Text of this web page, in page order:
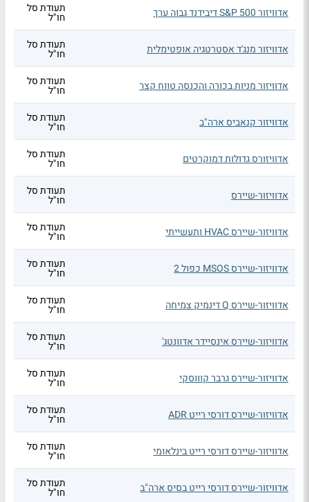
אדוויזור S&P 500 דיבידנד גבוה ערך תעודת סל
חו"ל
אדוויזור מנג'ד אסטרטגיה אופטימלית תעודת סל
חו"ל
אדוויזור מניות בכורה והכנסה טווח קצר תעודת סל
חו"ל
אדוויזור קנאביס ארה"ב תעודת סל
חו"ל
אדוויזורס גדולות דמוקרטים תעודת סל
חו"ל
אדוויזור-שיירס תעודת סל
חו"ל
אדוויזור-שיירס HVAC ותעשייתי תעודת סל
חו"ל
אדוויזור-שיירס MSOS כפול 2 תעודת סל
חו"ל
אדוויזור-שיירס Q דינמיק צמיחה תעודת סל
חו"ל
אדוויזור-שיירס אינסיידר אדוונטג' תעודת סל
חו"ל
אדוויזור-שיירס גרבר קוווסקי תעודת סל
חו"ל
אדוויזור-שיירס דורסי רייט ADR תעודת סל
חו"ל
אדוויזור-שיירס דורסי רייט בינלאומי תעודת סל
חו"ל
אדוויזור-שיירס דורסי רייט בסיס ארה"ב תעודת סל
חו"ל